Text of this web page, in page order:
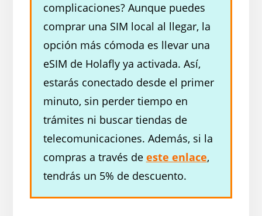
complicaciones? Aunque puedes
comprar una SIM local al llegar, la
opción más cómoda es llevar una
eSIM de Holafly ya activada. Así,
estarás conectado desde el primer
minuto, sin perder tiempo en
trámites ni buscar tiendas de
telecomunicaciones. Además, si la
compras a través de este enlace,
tendrás un 5% de descuento.